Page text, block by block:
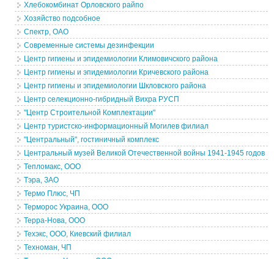
Хлебокомбинат Орловского райпо
Хозяйство подсобное
Спектр, ОАО
Современные системы дезинфекции
Центр гигиены и эпидемиологии Климовичского района
Центр гигиены и эпидемиологии Кричевского района
Центр гигиены и эпидемиологии Шкловского района
Центр селекционно-гибридный Вихра РУСП
"Центр Строительной Комплектации"
Центр туристско-информационный Могилев филиал
"Центральный", гостиничный комплекс
Центральный музей Великой Отечественной войны 1941-1945 годов
Тепломакс, ООО
Тэра, ЗАО
Термо Плюс, ЧП
Терморос Украина, ООО
Терра-Нова, ООО
Техэкс, ООО, Киевский филиал
Техноман, ЧП